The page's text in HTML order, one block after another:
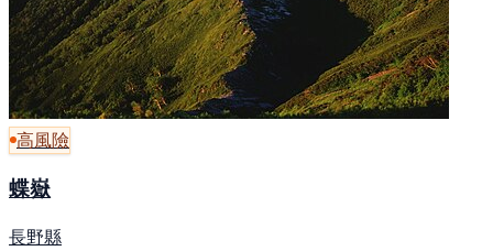
高風險
蝶嶽
長野縣